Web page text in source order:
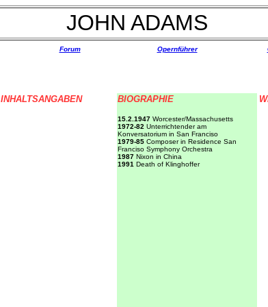
JOHN ADAMS
Forum Opernführer
INHALTSANGABEN BIOGRAPHIE
15.2.1947Worcester/Massachusetts
1972-82 Unterrichtender am
Konversatorium in San Franciso
1979-85Composer in Residence San
Franciso Symphony Orchestra
1987 Nixon in China
1991 Death of Klinghoffer